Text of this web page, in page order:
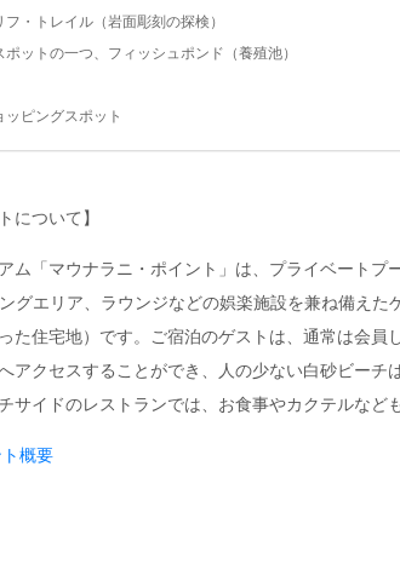
・トレイル（岩面彫刻の探検）
ットの一つ、フィッシュポンド（養殖池）
ピングスポット
について】
ム「マウナラニ・ポイント」は、プライベートプ
グエリア、ラウンジなどの娯楽施設を兼ね備えた
た住宅地）です。ご宿泊のゲストは、通常は会員
アクセスすることができ、人の少ない白砂ビーチ
サイドのレストランでは、お食事やカクテルなど
概要